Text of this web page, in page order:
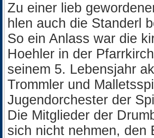
Zu einer lieb
hlen auch die Standerl
So ein Anlass war die
Hoehler in der
seinem 5. Lebensjahr
Trommler und
Jugendorchester der
Die Mitglieder der
sich nicht nehmen, den